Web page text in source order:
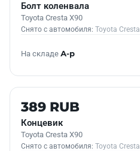
Болт коленвала
Toyota Cresta X90
Снято с автомобиля: Toyota Cresta
На складе А-р
Б/У В НАЛИЧИИ
389 RUB
Концевик
Toyota Cresta X90
Снято с автомобиля: Toyota Cresta